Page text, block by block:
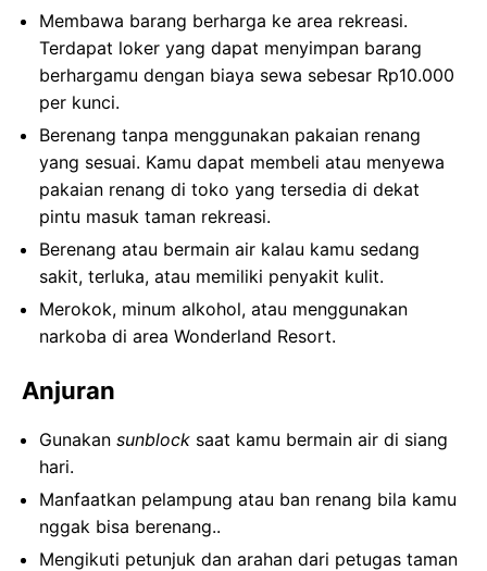
Membawa barang berharga ke area rekreasi.
Terdapat loker yang dapat menyimpan barang
berhargamu dengan biaya sewa sebesar Rp10.000
per kunci.
Berenang tanpa menggunakan pakaian renang
yang sesuai. Kamu dapat membeli atau menyewa
pakaian renang di toko yang tersedia di dekat
pintu masuk taman rekreasi.
Berenang atau bermain air kalau kamu sedang
sakit, terluka, atau memiliki penyakit kulit.
Merokok, minum alkohol, atau menggunakan
narkoba di area Wonderland Resort.
Anjuran
Gunakan sunblock saat kamu bermain air di siang
hari.
Manfaatkan pelampung atau ban renang bila kamu
nggak bisa berenang..
Mengikuti petunjuk dan arahan dari petugas taman